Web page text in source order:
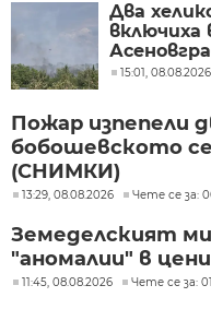
Два
включиха
15:01, 08.08.2026
Пожар изпепели
бобошевското
(СНИМКИ)
13:29, 08.08.2026 Чете се за:
Земеделският
"аномалии" в
11:45, 08.08.2026 Чете се за: